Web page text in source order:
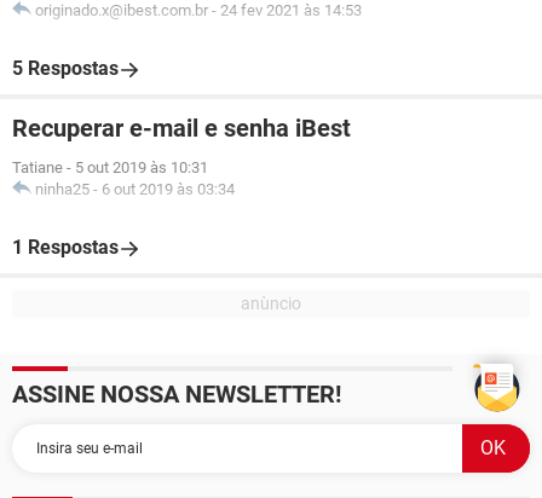
originado.x@ibest.com.br - 24 fev 2021 às 14:53
5 Respostas
Recuperar e-mail e senha iBest
Tatiane - 5 out 2019 às 10:31
ninha25 - 6 out 2019 às 03:34
1 Respostas
ASSINE NOSSA NEWSLETTER!